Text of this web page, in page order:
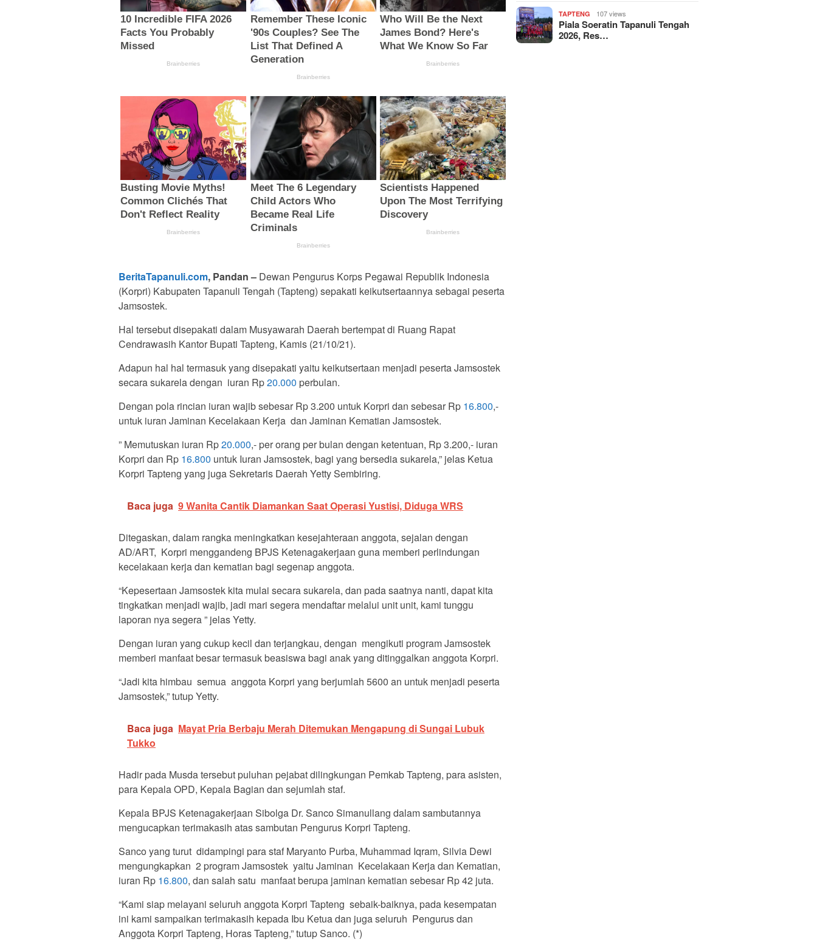
BeritaTapanuli.com, Pandan – Dewan Pengurus Korps Pegawai Republik Indonesia
(Korpri) Kabupaten Tapanuli Tengah (Tapteng) sepakati keikutsertaannya sebagai peserta
Jamsostek.
Hal tersebut disepakati dalam Musyawarah Daerah bertempat di Ruang Rapat
Cendrawasih Kantor Bupati Tapteng, Kamis (21/10/21).
Adapun hal hal termasuk yang disepakati yaitu keikutsertaan menjadi peserta Jamsostek
secara sukarela dengan iuran Rp20.000 perbulan.
Dengan pola rincian iuran wajib sebesar Rp 3.200 untuk Korpri dan sebesar Rp 16.800,-
untuk iuran Jaminan Kecelakaan Kerja dan Jaminan Kematian Jamsostek.
” Memutuskan iuran Rp20.000,- per orang per bulan dengan ketentuan, Rp 3.200,- iuran
Korpri dan Rp 16.800 untuk Iuran Jamsostek, bagi yang bersedia sukarela,” jelas Ketua
Korpri Tapteng yang juga Sekretaris Daerah Yetty Sembiring.
Baca juga 9 Wanita Cantik Diamankan Saat Operasi Yustisi, Diduga WRS
Ditegaskan, dalam rangka meningkatkan kesejahteraan anggota, sejalan dengan
AD/ART, Korpri menggandeng BPJS Ketenagakerjaan guna memberi perlindungan
kecelakaan kerja dan kematian bagi segenap anggota.
“Kepesertaan Jamsostek kita mulai secara sukarela, dan pada saatnya nanti, dapat kita
tingkatkan menjadi wajib, jadi mari segera mendaftar melalui unit unit, kami tunggu
laporan nya segera ” jelas Yetty.
Dengan iuran yang cukup kecil dan terjangkau, dengan mengikuti program Jamsostek
memberi manfaat besar termasuk beasiswa bagi anak yang ditinggalkan anggota Korpri.
“Jadi kita himbau semua anggota Korpri yang berjumlah 5600 an untuk menjadi peserta
Jamsostek,” tutup Yetty.
Baca juga Mayat Pria Berbaju Merah Ditemukan Mengapung di Sungai Lubuk
Tukko
Hadir pada Musda tersebut puluhan pejabat dilingkungan Pemkab Tapteng, para asisten,
para Kepala OPD, Kepala Bagian dan sejumlah staf.
Kepala BPJS Ketenagakerjaan Sibolga Dr. Sanco Simanullang dalam sambutannya
mengucapkan terimakasih atas sambutan Pengurus Korpri Tapteng.
Sanco yang turut didampingi para staf Maryanto Purba, Muhammad Iqram, Silvia Dewi
mengungkapkan 2 program Jamsostek yaitu Jaminan Kecelakaan Kerja dan Kematian,
iuran Rp 16.800, dan salah satu manfaat berupa jaminan kematian sebesar Rp 42 juta.
“Kami siap melayani seluruh anggota Korpri Tapteng sebaik-baiknya, pada kesempatan
ini kami sampaikan terimakasih kepada Ibu Ketua dan juga seluruh Pengurus dan
Anggota Korpri Tapteng, Horas Tapteng,” tutup Sanco. (*)
TAPTENG 107 views
Piala Soeratin Tapanuli Tengah
2026, Res…